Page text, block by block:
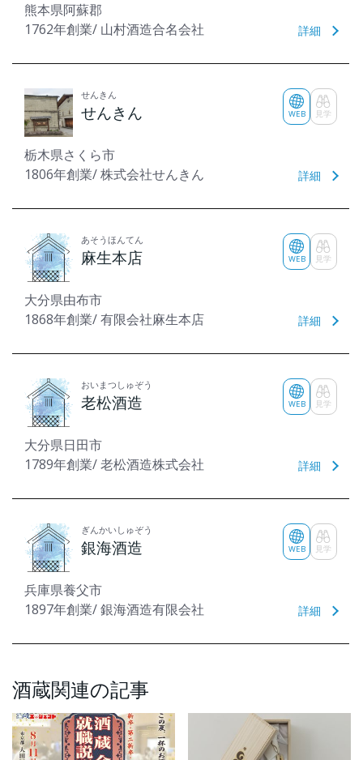
熊本県阿蘇郡
1762年創業/ 山村酒造合名会社
詳細
せんきん
せんきん
栃木県さくら市
1806年創業/ 株式会社せんきん
WEB 見学
詳細
あそうほんてん
麻生本店
大分県由布市
1868年創業/ 有限会社麻生本店
WEB 見学
詳細
おいまつしゅぞう
老松酒造
大分県日田市
1789年創業/ 老松酒造株式会社
WEB 見学
詳細
ぎんかいしゅぞう
銀海酒造
兵庫県養父市
1897年創業/ 銀海酒造有限会社
WEB 見学
詳細
酒蔵関連の記事